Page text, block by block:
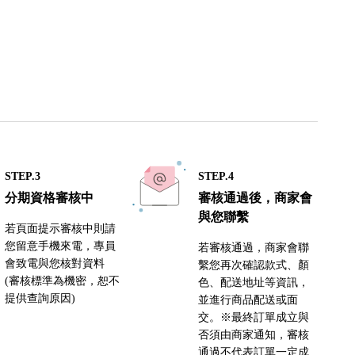
STEP.3
分期資格審核中
若頁面提示審核中則請
您留意手機來電，專員
會致電與您核對資料
(審核標準為機密，恕不
提供查詢原因)
STEP.4
審核通過後，商家會
與您聯繫
若審核通過，商家會聯
繫您再次確認款式、顏
色、配送地址等資訊，
並進行商品配送或面
交。※最終訂單成立與
否須由商家通知，審核
通過不代表訂單一定成